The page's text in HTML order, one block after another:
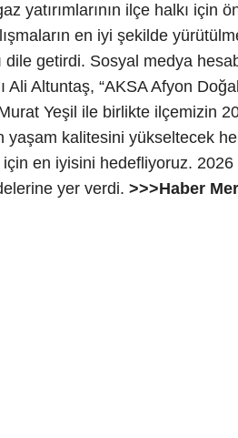
yatırımlarının ilçe halkı için
en iyi şekilde
dile getirdi. Sosyal medya
Ali Altuntaş, “AKSA Afyon
Yeşil ile birlikte ilçemizin
yaşam kalitesini yükseltecek
en iyisini hedefliyoruz. 2026
yer verdi. >>>Haber